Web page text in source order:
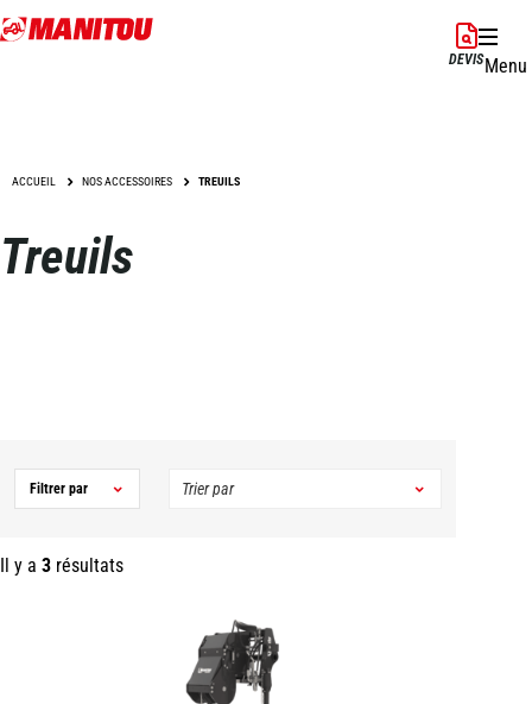
Aller
au
DEVISMenu
ACCUEIL NOS ACCESSOIRES TREUILS
Treuils
Il y a 3 résultats
Filtrer par